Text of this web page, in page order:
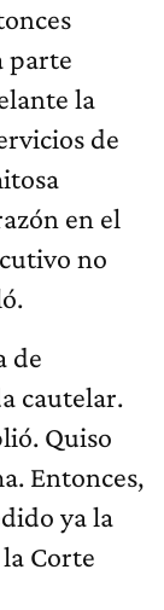
parte
la
de
en el
no
de
cautelar.
Quiso
Entonces,
ya la
Corte